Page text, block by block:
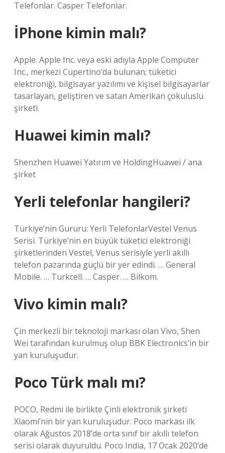
Telefonlar. Casper Telefonlar.
İPhone kimin malı?
Apple. Apple Inc. veya eski adıyla Apple Computer
Inc., merkezi Cupertino’da bulunan; tüketici
elektroniği, bilgisayar yazılımı ve kişisel bilgisayarlar
tasarlayan, geliştiren ve satan Amerikan çokuluslu
şirketi.
Huawei kimin malı?
Shenzhen Huawei Yatırım ve HoldingHuawei / ana
şirket
Yerli telefonlar hangileri?
Türkiye’nin Gururu: Yerli TelefonlarVestel Venus
Serisi. Türkiye’nin en büyük tüketici elektroniği
şirketlerinden Vestel, Venus serisiyle yerli akıllı
telefon pazarında güçlü bir yer edindi. … General
Mobile. … Turkcell. … Casper. … Bilkom.
Vivo kimin malı?
Çin merkezli bir teknoloji markası olan Vivo, Shen
Wei tarafından kurulmuş olup BBK Electronics’in bir
yan kuruluşudur.
Poco Türk malı mı?
POCO, Redmi ile birlikte Çinli elektronik şirketi
Xiaomi’nin bir yan kuruluşudur. Poco markası ilk
olarak Ağustos 2018’de orta sınıf bir akıllı telefon
serisi olarak duyuruldu. Poco India, 17 Ocak 2020’de